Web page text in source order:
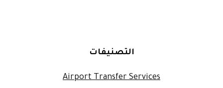
التصنيفات
Airport Transfer Services